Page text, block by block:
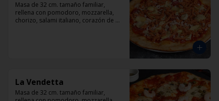
Masa de 32 cm. tamaño familiar,
rellena con pomodoro, mozzarella,
chorizo, salami italiano, corazón de
La Vendetta
Masa de 32 cm. tamaño familiar,